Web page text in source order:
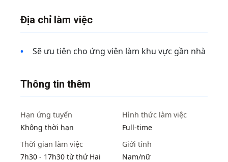
Địa chỉ làm việc
Sẽ ưu tiên cho ứng viên làm khu vực gần nhà
Thông tin thêm
Hạn ứng tuyển
Không thời hạn
Hình thức làm việc
Full-time
Thời gian làm việc
7h30 - 17h30 từ thứ Hai
Giới tính
Nam/nữ